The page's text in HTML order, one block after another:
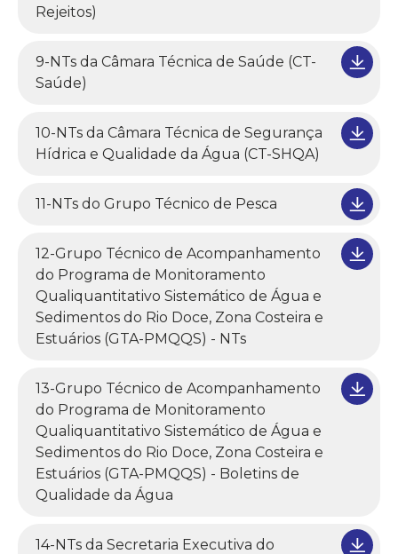
Rejeitos)
9-NTs da Câmara Técnica de Saúde (CT-
Saúde)
10-NTs da Câmara Técnica de Segurança
Hídrica e Qualidade da Água (CT-SHQA)
11-NTs do Grupo Técnico de Pesca
12-Grupo Técnico de Acompanhamento
do Programa de Monitoramento
Qualiquantitativo Sistemático de Água e
Sedimentos do Rio Doce, Zona Costeira e
Estuários (GTA-PMQQS) - NTs
13-Grupo Técnico de Acompanhamento
do Programa de Monitoramento
Qualiquantitativo Sistemático de Água e
Sedimentos do Rio Doce, Zona Costeira e
Estuários (GTA-PMQQS) - Boletins de
Qualidade da Água
14-NTs da Secretaria Executiva do